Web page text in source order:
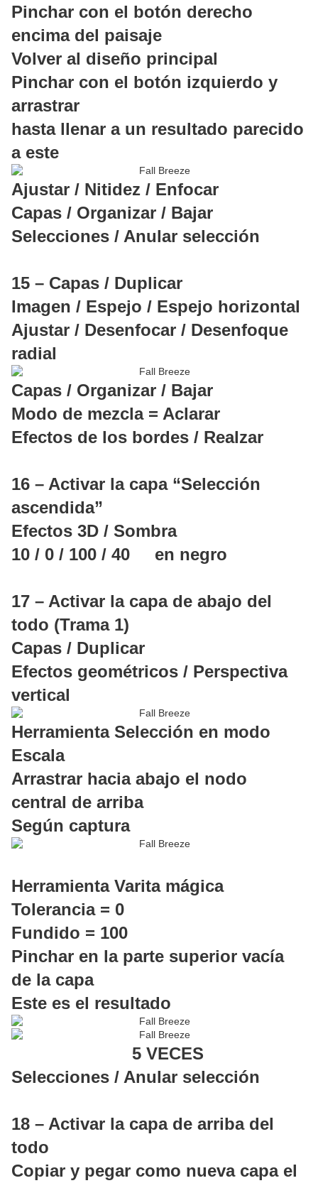
Pinchar con el botón derecho
encima del paisaje
Volver al diseño principal
Pinchar con el botón izquierdo y
arrastrar
hasta llenar a un resultado parecido
a este
Ajustar / Nitidez / Enfocar
Capas / Organizar / Bajar
Selecciones / Anular selección
15 – Capas / Duplicar
Imagen / Espejo / Espejo horizontal
Ajustar / Desenfocar / Desenfoque
radial
Capas / Organizar / Bajar
Modo de mezcla = Aclarar
Efectos de los bordes / Realzar
16 – Activar la capa “Selección
ascendida”
Efectos 3D / Sombra
10 / 0 / 100 / 40 en negro
17 – Activar la capa de abajo del
todo (Trama 1)
Capas / Duplicar
Efectos geométricos / Perspectiva
vertical
Herramienta Selección en modo
Escala
Arrastrar hacia abajo el nodo
central de arriba
Según captura
Herramienta Varita mágica
Tolerancia = 0
Fundido = 100
Pinchar en la parte superior vacía
de la capa
Este es el resultado
5 VECES
Selecciones / Anular selección
18 – Activar la capa de arriba del
todo
Copiar y pegar como nueva capa el